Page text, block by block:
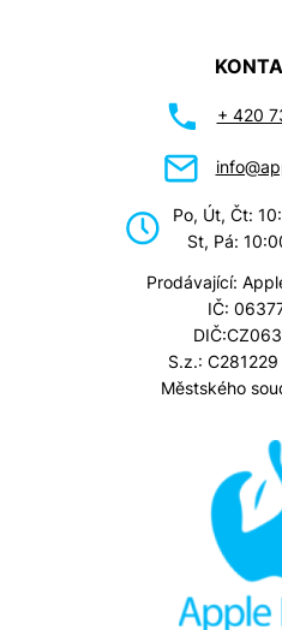
+ 420
Po, Út, Čt:
St, Pá:
Prodávající:
IČ:
S.z.:
Městského